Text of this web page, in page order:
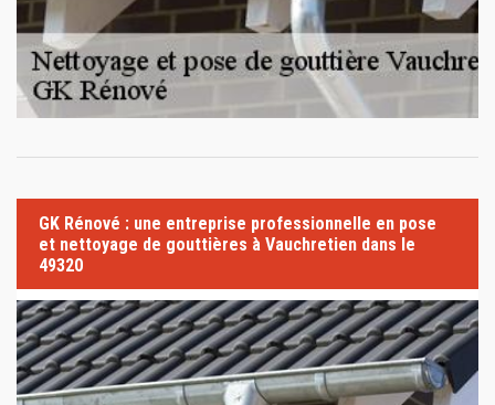
GK Rénové : une entreprise professionnelle en pose
et nettoyage de gouttières à Vauchretien dans le
49320